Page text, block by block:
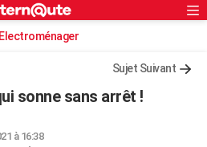
S'inscrire
Electroménager
Sujet Suivant
sonne sans arrêt !
à 16:38